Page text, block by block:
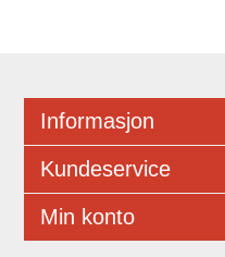
Informasjon
Kundeservice
Min konto